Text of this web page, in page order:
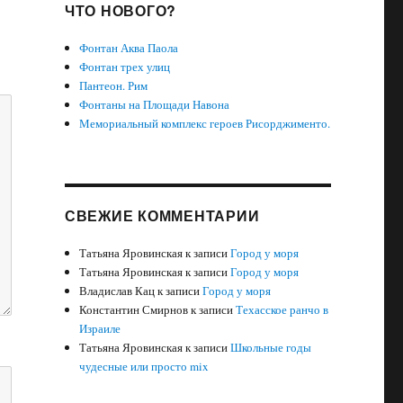
ЧТО НОВОГО?
Фонтан Аква Паола
Фонтан трех улиц
Пантеон. Рим
Фонтаны на Площади Навона
Мемориальный комплекс героев Рисорджименто.
СВЕЖИЕ КОММЕНТАРИИ
Татьяна Яровинскаяк записиГород у моря
Татьяна Яровинскаяк записиГород у моря
Владислав Кацк записиГород у моря
Константин Смирновк записиТехасское ранчо в
Израиле
Татьяна Яровинскаяк записиШкольные годы
чудесные или просто mix